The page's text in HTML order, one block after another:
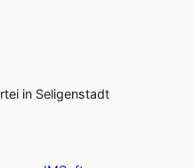
in Seligenstadt